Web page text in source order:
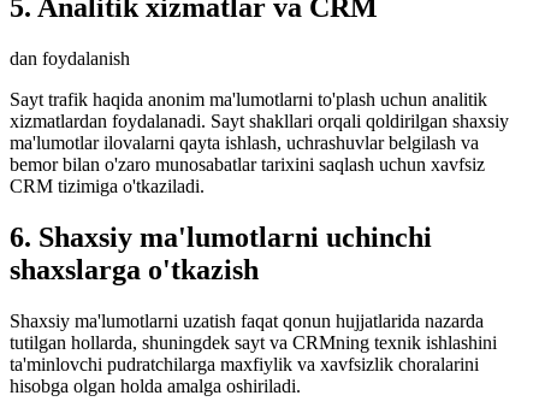
5. Analitik xizmatlar va CRM
dan foydalanish
Sayt trafik haqida anonim ma'lumotlarni to'plash uchun analitik
xizmatlardan foydalanadi. Sayt shakllari orqali qoldirilgan shaxsiy
ma'lumotlar ilovalarni qayta ishlash, uchrashuvlar belgilash va
bemor bilan o'zaro munosabatlar tarixini saqlash uchun xavfsiz
CRM tizimiga o'tkaziladi.
6. Shaxsiy ma'lumotlarni uchinchi
shaxslarga o'tkazish
Shaxsiy ma'lumotlarni uzatish faqat qonun hujjatlarida nazarda
tutilgan hollarda, shuningdek sayt va CRMning texnik ishlashini
ta'minlovchi pudratchilarga maxfiylik va xavfsizlik choralarini
hisobga olgan holda amalga oshiriladi.